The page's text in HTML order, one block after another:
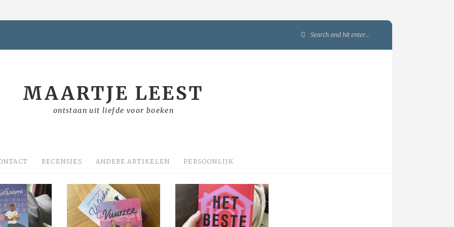
Search
MAARTJE LEEST
ontstaan uit liefde voor boeken
RECENSIES ANDERE ARTIKELEN PERSOONLIJK